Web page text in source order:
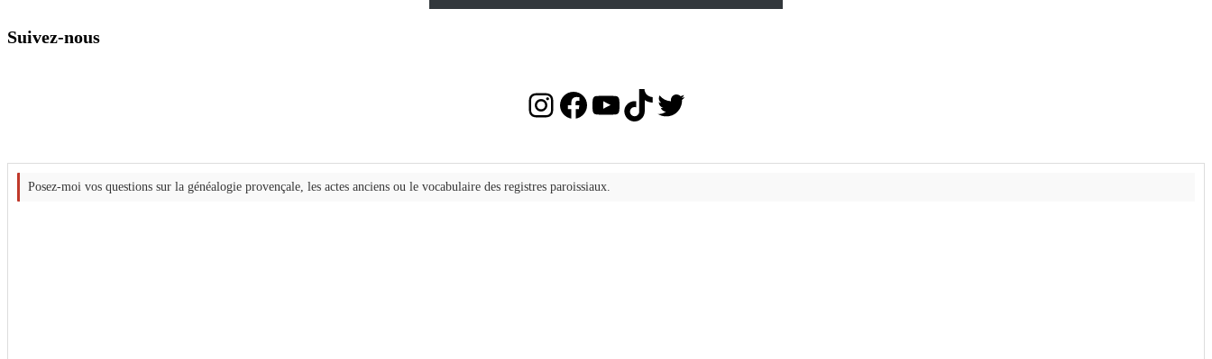
Suivez-nous
Instagram
Facebook
YouTube
TikTok
Twitter
Posez-moi vos questions sur la généalogie provençale, les actes anciens ou le vocabulaire des registres paroissiaux.